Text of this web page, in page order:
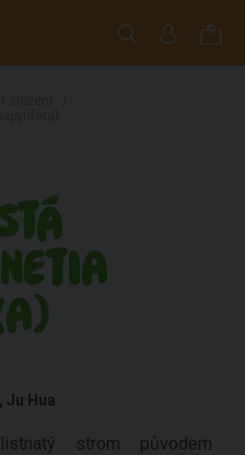
Ju Hua
strom původem